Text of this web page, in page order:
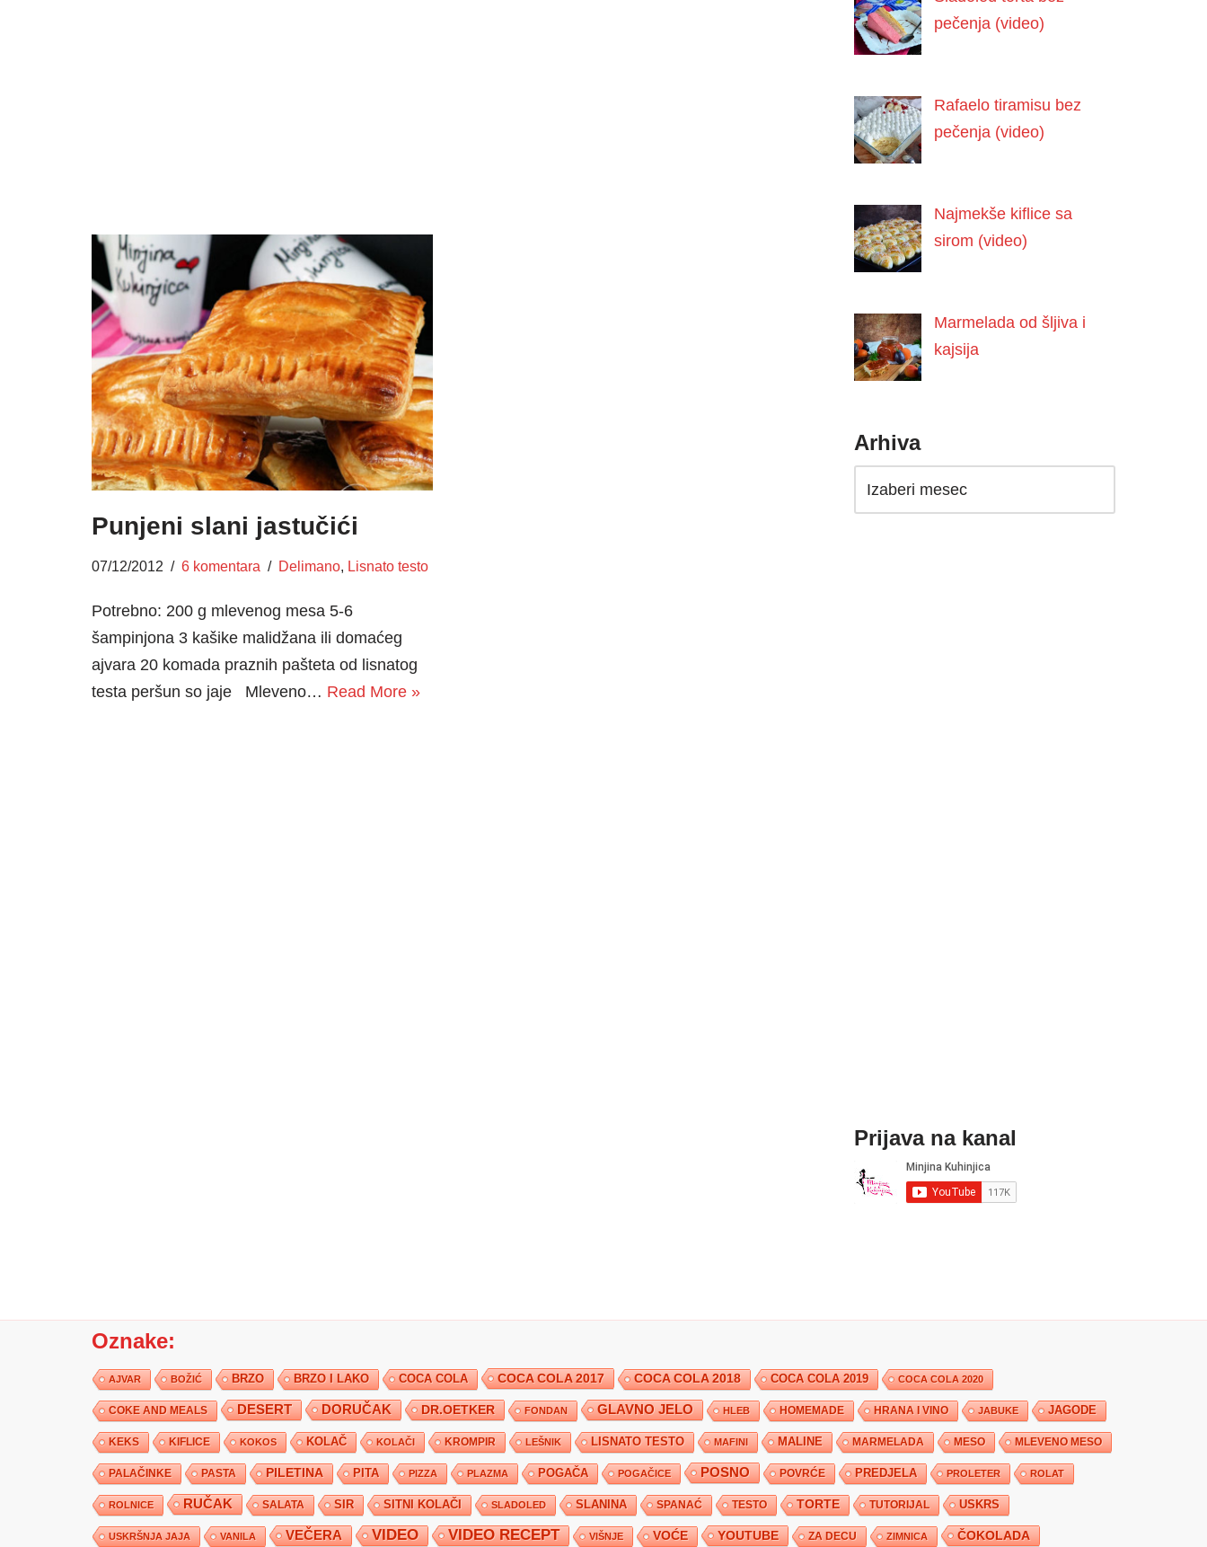
Punjeni slani jastučići
07/12/2012 6 komentara Delimano Lisnato testo
Potrebno: 200 g mlevenog mesa 5-6
šampinjona 3 kašike malidžana ili domaćeg
ajvara 20 komada praznih pašteta od lisnatog
testa peršun so jaje Mleveno… Read More »
pečenja (video)
Rafaelo tiramisu bez
pečenja (video)
Najmekše kiflice sa
sirom (video)
Marmelada od šljiva i
kajsija
Arhiva
Prijava na kanal
Oznake:
AJVAR BOŽIĆ BRZO BRZO I LAKO COCA COLA COCA COLA 2017 COCA COLA 2018 COCA COLA 2019 COCA COLA 2020
COKE AND MEALS DESERT DORUČAK DR.OETKER FONDAN GLAVNO JELO HLEB HOMEMADE HRANA I VINO JABUKE JAGODE
KEKS KIFLICE KOKOS KOLAČ KOLAČI KROMPIR LEŠNIK LISNATO TESTO MAFINI MALINE MARMELADA MESO MLEVENO MESO
PALAČINKE PASTA PILETINA PITA PIZZA PLAZMA POGAČA POGAČICE POSNO POVRĆE PREDJELA PROLETER ROLAT
ROLNICE RUČAK SALATA SIR SITNI KOLAČI SLADOLED SLANINA SPANAĆ TESTO TORTE TUTORIJAL USKRS
USKRŠNJA JAJA VANILA VEČERA VIDEO VIDEO RECEPT VIŠNJE VOĆE YOUTUBE ZA DECU ZIMNICA ČOKOLADA